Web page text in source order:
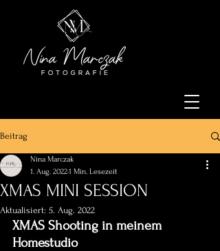
Beitrag
XMAS MINI SESSION
Nina Marczak
1. Aug. 20221 Min. Lesezeit
Aktualisiert: 5. Aug. 2022
XMAS Shooting in meinem
Homestudio